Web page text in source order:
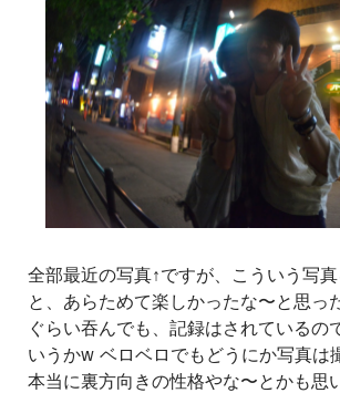
全部最近の写真↑ですが、こういう写
と、あらためて楽しかったな〜と思っ
ぐらい吞んでも、記録はされているの
いうかw ベロベロでもどうにか写真は
本当に裏方向きの性格やな〜とかも思